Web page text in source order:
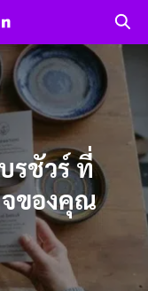
รชัวร์ ที่
จของคุณ